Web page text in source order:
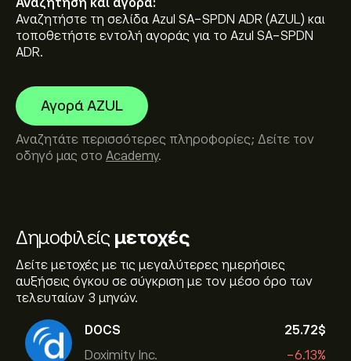
Δημοφιλείς μετοχές
Δείτε μετοχές με τις μεγαλύτερες ημερήσιες
αυξήσεις όγκου σε σύγκριση με τον μέσο όρο των
τελευταίων 3 μηνών.
DOCS
Doximity Inc.
25.72‎$‎
-6.13%
Αναζήτηση και αγορά:
Αναζητήστε τη σελίδα Azul SA-SPDN ADR (AZUL) και
τοποθετήστε εντολή αγοράς για το Azul SA-SPDN
ADR.
Αγορά AZUL
Αναζητάτε περισσότερες πληροφορίες; Δείτε τον
οδηγό μας στο Academy.